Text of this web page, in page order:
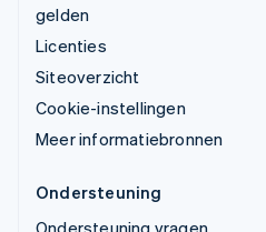
gelden
Licenties
Siteoverzicht
Cookie-instellingen
Meer informatiebronnen
Ondersteuning
Ondersteuning vragen